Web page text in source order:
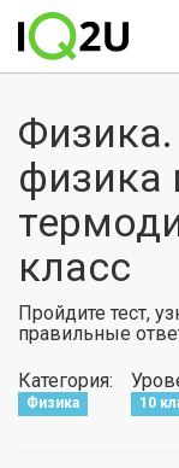
физика
класс
Пройдите тест,
правильные
Категория:
Физика 10